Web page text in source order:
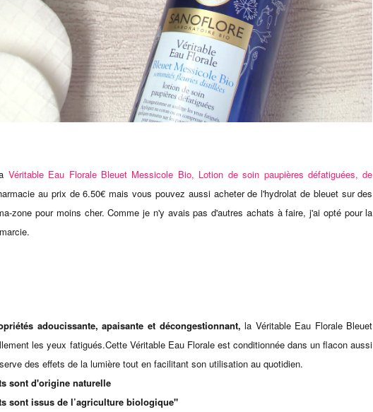
Véritable Eau Florale Bleuet Messicole Bio, Lotion de soin paupières défatiguées, de
au prix de 6.50€ mais vous pouvez aussi acheter de l'hydrolat de bleuet sur des
zone pour moins cher. Comme je n'y avais pas d'autres achats à faire, j'ai opté pour la
adoucissante, apaisante et décongestionnant,la Véritable Eau Florale Bleuet
les yeux fatigués.Cette Véritable Eau Florale est conditionnée dans un flacon aussi
des effets de la lumière tout en facilitant son utilisation au quotidien.
sont d'origine naturelle
sont issus de l’agriculture biologique"